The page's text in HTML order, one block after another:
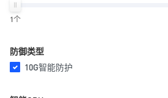
1个
防御类型
10G智能防护